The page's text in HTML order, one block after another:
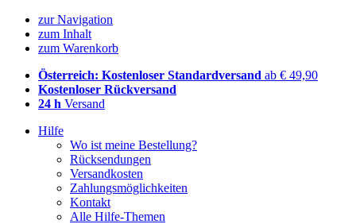
zur Navigation
zum Inhalt
zum Warenkorb
Österreich: Kostenloser Standardversand ab € 49,90
Kostenloser Rückversand
24 h Versand
Hilfe
Wo ist meine Bestellung?
Rücksendungen
Versandkosten
Zahlungsmöglichkeiten
Kontakt
Alle Hilfe-Themen